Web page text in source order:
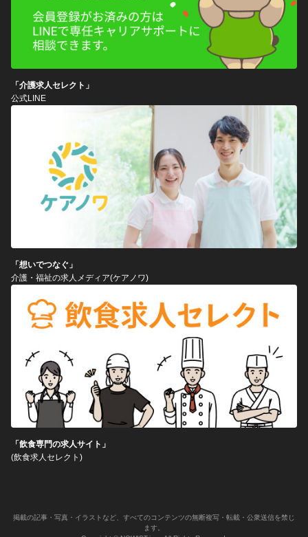
「介護求人セレクト」
公式LINE
「想いでつなぐ」
介護・福祉の求人メディア(ケアノワ)
「飲食専門の求人サイト」
(飲食求人セレクト)
掲載の記事・写真・イラストなど、すべてのコンテンツの無断複写・転載・公衆送信を禁じ
ます。